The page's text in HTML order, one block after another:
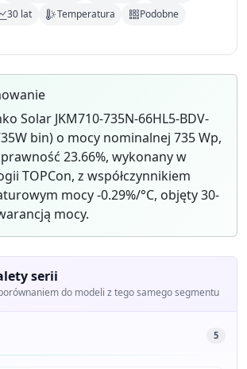
30 lat Temperatura
Podobne
Solar JKM710-735N-66HL5-BDV-
bin) o mocy nominalnej 735 Wp,
23.66%, wykonany w
TOPCon, z współczynnikiem
mocy -0.29%/°C, objęty 30-
mocy.
serii
do modeli z tego samego segmentu
5